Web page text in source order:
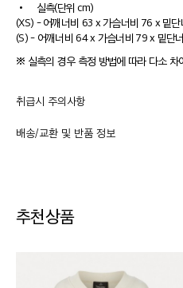
•
실측(단위 cm)
(XS) - 어깨너비 63 x 가슴너비 76 x 밑
(S) - 어깨너비 64 x 가슴너비 79 x 밑단
※ 실측의 경우 측정 방법에 따라 다소 차
취급시 주의사항
배송/교환 및 반품 정보
추천상품